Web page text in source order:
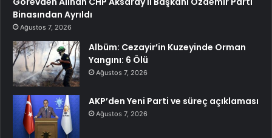
Binasından Ayrıldı
Ağustos 7, 2026
Albüm: Cezayir’in Kuzeyinde Orman
Yangını: 6 Ölü
Ağustos 7, 2026
AKP’den Yeni Parti ve süreç açıklaması
Ağustos 7, 2026